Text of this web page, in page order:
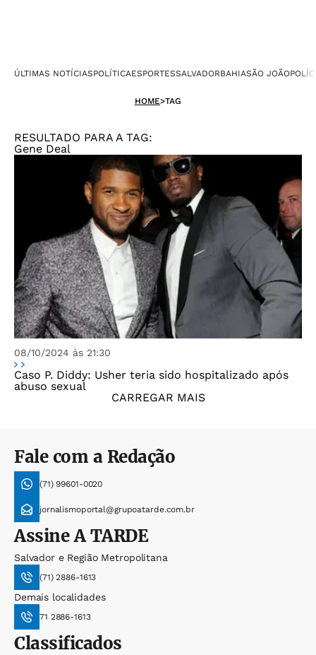
ÚLTIMAS NOTÍCIASPOLÍTICAESPORTESSALVADORBAHIASÃO JOÃO
HOME>TAG
RESULTADO PARA A TAG:
Gene Deal
08/10/2024 às 21:30
Caso P. Diddy: Usher teria sido hospitalizado após
abuso sexual
CARREGAR MAIS
Fale com a Redação
(71) 99601-0020
jornalismoportal@grupoatarde.com.br
AssineA TARDE
Salvador e Região Metropolitana
(71) 2886-1613
Demais localidades
71 2886-1613
Classificados